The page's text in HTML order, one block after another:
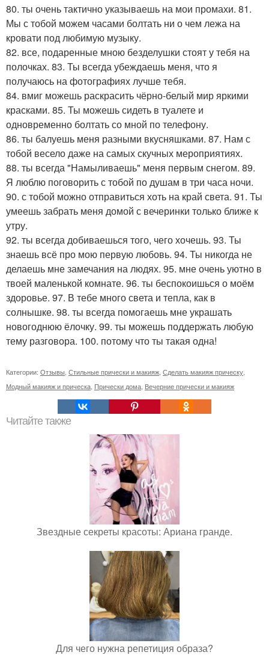
80. ты очень тактично указываешь на мои промахи. 81.
Мы с тобой можем часами болтать ни о чем лежа на
кровати под любимую музыку.
82. все, подаренные мною безделушки стоят у тебя на
полочках. 83. Ты всегда убеждаешь меня, что я
получаюсь на фотографиях лучше тебя.
84. вмиг можешь раскрасить чёрно-белый мир яркими
красками. 85. Ты можешь сидеть в туалете и
одновременно болтать со мной по телефону.
86. ты балуешь меня разными вкусняшками. 87. Нам с
тобой весело даже на самых скучных мероприятиях.
88. ты всегда "Намыливаешь" меня первым снегом. 89.
Я люблю поговорить с тобой по душам в три часа ночи.
90. с тобой можно отправиться хоть на край света. 91. Ты
умеешь забрать меня домой с вечеринки только ближе к
утру.
92. ты всегда добиваешься того, чего хочешь. 93. Ты
знаешь всё про мою первую любовь. 94. Ты никогда не
делаешь мне замечания на людях. 95. мне очень уютно в
твоей маленькой комнате. 96. ты беспокоишься о моём
здоровье. 97. В тебе много света и тепла, как в
солнышке. 98. ты всегда помогаешь мне украшать
новогоднюю ёлочку. 99. ты можешь поддержать любую
тему разговора. 100. потому что ты такая одна!
Категории: Отзывы Стильные прически и макияж Сделать макияж прическу
Модный макияж и прическа Прически дома Вечерние прически и макияж
Читайте также
Звездные секреты красоты: Ариана гранде.
Для чего нужна репетиция образа?